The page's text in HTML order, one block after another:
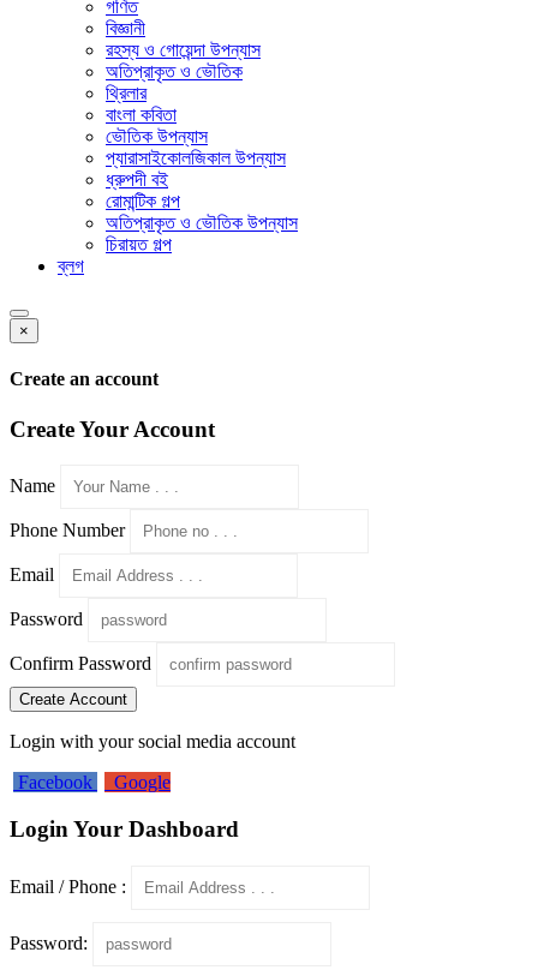
গণিত
বিজ্ঞানী
রহস্য ও গোয়েন্দা উপন্যাস
অতিপ্রাকৃত ও ভৌতিক
থ্রিলার
বাংলা কবিতা
ভৌতিক উপন্যাস
প্যারাসাইকোলজিকাল উপন্যাস
ধ্রুপদী বই
রোমান্টিক গল্প
অতিপ্রাকৃত ও ভৌতিক উপন্যাস
চিরায়ত গল্প
ব্লগ
×
Create an account
Create Your Account
Name
Phone Number
Email
Password
Confirm Password
Create Account
Login with your social media account
Facebook
Google
Login Your Dashboard
Email / Phone :
Password: